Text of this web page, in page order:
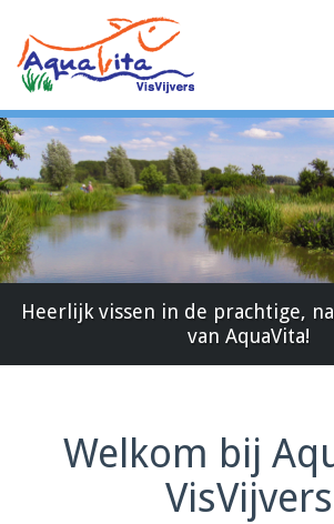
Heerlijk vissen in de prachtige,
van AquaVita!
Welkom bij
VisVijvers